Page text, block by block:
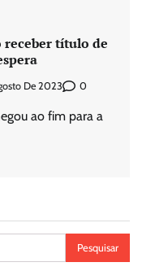
receber título de
De 2023 0
ao fim para a